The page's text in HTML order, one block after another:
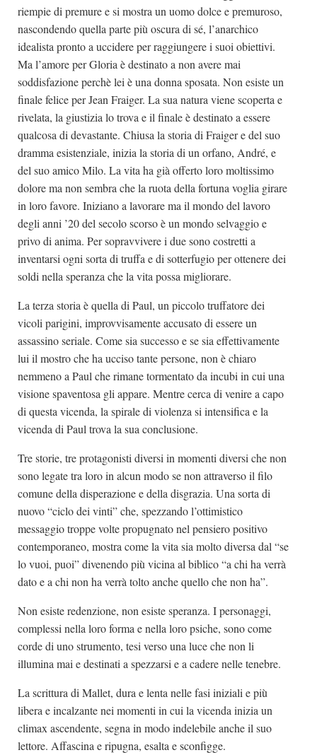
riempie di premure e si mostra un uomo dolce e premuroso,
nascondendo quella parte più oscura di sé, l’anarchico
idealista pronto a uccidere per raggiungere i suoi obiettivi.
Ma l’amore per Gloria è destinato a non avere mai
soddisfazione perchè lei è una donna sposata. Non esiste un
finale felice per Jean Fraiger. La sua natura viene scoperta e
rivelata, la giustizia lo trova e il finale è destinato a essere
qualcosa di devastante. Chiusa la storia di Fraiger e del suo
dramma esistenziale, inizia la storia di un orfano, André, e
del suo amico Milo. La vita ha già offerto loro moltissimo
dolore ma non sembra che la ruota della fortuna voglia girare
in loro favore. Iniziano a lavorare ma il mondo del lavoro
degli anni ’20 del secolo scorso è un mondo selvaggio e
privo di anima. Per sopravvivere i due sono costretti a
inventarsi ogni sorta di truffa e di sotterfugio per ottenere dei
soldi nella speranza che la vita possa migliorare.
La terza storia è quella di Paul, un piccolo truffatore dei
vicoli parigini, improvvisamente accusato di essere un
assassino seriale. Come sia successo e se sia effettivamente
lui il mostro che ha ucciso tante persone, non è chiaro
nemmeno a Paul che rimane tormentato da incubi in cui una
visione spaventosa gli appare. Mentre cerca di venire a capo
di questa vicenda, la spirale di violenza si intensifica e la
vicenda di Paul trova la sua conclusione.
Tre storie, tre protagonisti diversi in momenti diversi che non
sono legate tra loro in alcun modo se non attraverso il filo
comune della disperazione e della disgrazia. Una sorta di
nuovo “ciclo dei vinti” che, spezzando l’ottimistico
messaggio troppe volte propugnato nel pensiero positivo
contemporaneo, mostra come la vita sia molto diversa dal “se
lo vuoi, puoi” divenendo più vicina al biblico “a chi ha verrà
dato e a chi non ha verrà tolto anche quello che non ha”.
Non esiste redenzione, non esiste speranza. I personaggi,
complessi nella loro forma e nella loro psiche, sono come
corde di uno strumento, tesi verso una luce che non li
illumina mai e destinati a spezzarsi e a cadere nelle tenebre.
La scrittura di Mallet, dura e lenta nelle fasi iniziali e più
libera e incalzante nei momenti in cui la vicenda inizia un
climax ascendente, segna in modo indelebile anche il suo
lettore. Affascina e ripugna, esalta e sconfigge.